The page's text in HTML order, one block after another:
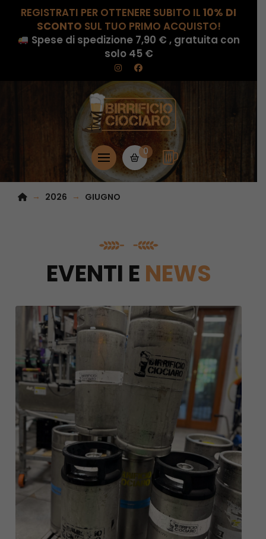
REGISTRATI PER OTTENERE SUBITO IL 10% DI
SCONTO SUL TUO PRIMO ACQUISTO!
Spese di spedizione 7,90 € , gratuita con
solo 45 €
0
HOME
→ 2026 → GIUGNO
EVENTI E NEWS